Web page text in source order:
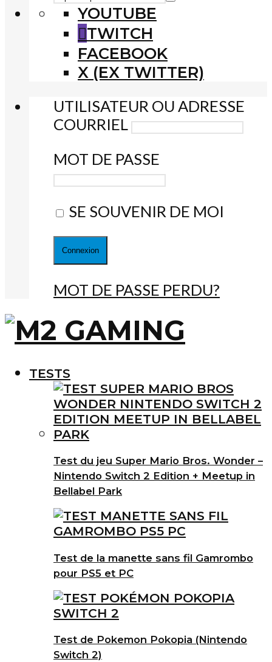
YOUTUBE
TWITCH
FACEBOOK
X (EX TWITTER)
UTILISATEUR OU ADRESSE
COURRIEL
MOT DE PASSE
SE SOUVENIR DE MOI
MOT DE PASSE PERDU?
TESTS
Test du jeu Super Mario Bros. Wonder –
Nintendo Switch 2 Edition + Meetup in
Bellabel Park
Test de la manette sans fil Gamrombo
pour PS5 et PC
Test de Pokemon Pokopia (Nintendo
Switch 2)